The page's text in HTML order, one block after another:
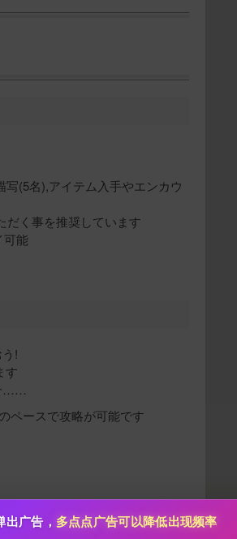
(5名),アイテム入手やエンカウ
だく事を推奨しています
可能
!
す
……
ペースで攻略が可能です
秒传文本链接
点击全选
分享本文封面
出广告， 多点点广告可以降低出现频率